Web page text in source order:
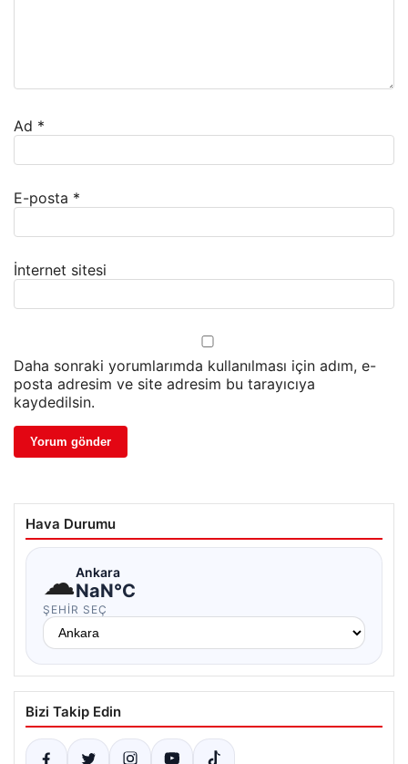
Ad *
E-posta *
İnternet sitesi
Daha sonraki yorumlarımda kullanılması için adım, e-
posta adresim ve site adresim bu tarayıcıya
kaydedilsin.
Hava Durumu
☁Ankara
NaN°C
ŞEHIR SEÇ
Bizi Takip Edin